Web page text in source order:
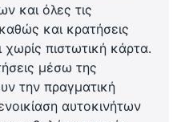
και όλες τις
και κρατήσεις
πιστωτική κάρτα.
μέσω της
την πραγματική
αυτοκινήτων